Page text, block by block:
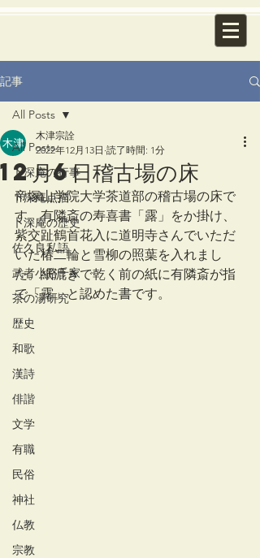
記事
All Posts
卜深庵の行事
卜深庵点描
卜深庵の歴史
佐久良私語
武者小路千家
茶の湯研究
歴史
和歌
漢詩
俳諧
文学
有職
民俗
神社
仏教
宗教
All Posts
12月6日稽古場の床
木津宗詮
2022年12月13日 読了時間: 1分
帝塚山学院大学茶道部の稽古場の床で
す。有隣斎の寿喜書「露」をか掛け、
紫交趾鶴首花入に道明寺さんでいただ
いた椿二輪と雪柳の照葉を入れまし
た。紙漉きで乾く前の紙に有隣斎が指
で「露」と認めた書です。